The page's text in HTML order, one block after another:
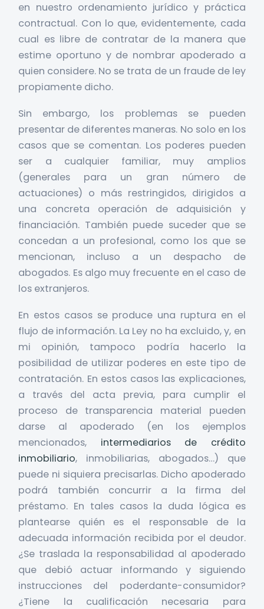
en nuestro ordenamiento jurídico y práctica
contractual. Con lo que, evidentemente, cada
cual es libre de contratar de la manera que
estime oportuno y de nombrar apoderado a
quien considere. No se trata de un fraude de ley
propiamente dicho.
Sin embargo, los problemas se pueden
presentar de diferentes maneras. No solo en los
casos que se comentan. Los poderes pueden
ser a cualquier familiar, muy amplios
(generales para un gran número de
actuaciones) o más restringidos, dirigidos a
una concreta operación de adquisición y
financiación. También puede suceder que se
concedan a un profesional, como los que se
mencionan, incluso a un despacho de
abogados. Es algo muy frecuente en el caso de
los extranjeros.
En estos casos se produce una ruptura en el
flujo de información. La Ley no ha excluido, y, en
mi opinión, tampoco podría hacerlo la
posibilidad de utilizar poderes en este tipo de
contratación. En estos casos las explicaciones,
a través del acta previa, para cumplir el
proceso de transparencia material pueden
darse al apoderado (en los ejemplos
mencionados, intermediarios de crédito
inmobiliario, inmobiliarias, abogados…) que
puede ni siquiera precisarlas. Dicho apoderado
podrá también concurrir a la firma del
préstamo. En tales casos la duda lógica es
plantearse quién es el responsable de la
adecuada información recibida por el deudor.
¿Se traslada la responsabilidad al apoderado
que debió actuar informando y siguiendo
instrucciones del poderdante-consumidor?
¿Tiene la cualificación necesaria para